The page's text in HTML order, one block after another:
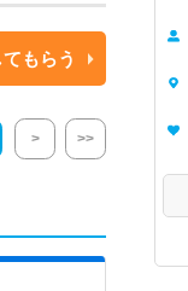
もらう
> >>